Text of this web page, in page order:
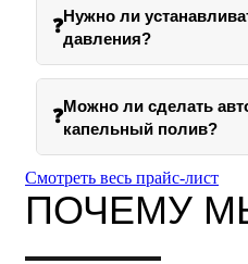
❓Нужно ли
давления?
❓Можно ли сделать
капельный полив?
Смотреть весь прайс-лист
ПОЧЕМУ